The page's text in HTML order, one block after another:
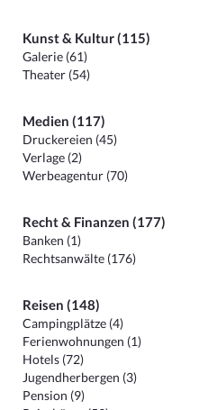
Kunst & Kultur (115)
Galerie (61)
Theater (54)
Medien (117)
Druckereien (45)
Verlage (2)
Werbeagentur (70)
Recht & Finanzen (177)
Banken (1)
Rechtsanwälte (176)
Reisen (148)
Campingplätze (4)
Ferienwohnungen (1)
Hotels (72)
Jugendherbergen (3)
Pension (9)